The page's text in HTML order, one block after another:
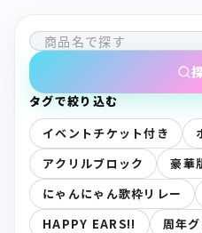
タグで絞り込む
イベントチケット付き
アクリルブロック
豪華
にゃんにゃん歌枠リレー
HAPPY EARS!!
周年